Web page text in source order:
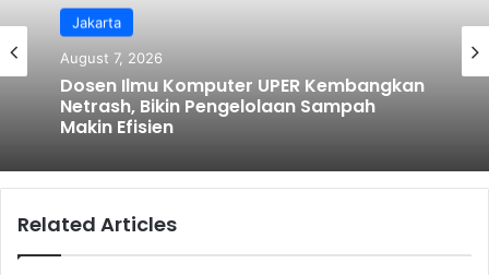
Jakarta
August 7, 2026
Dosen Ilmu Komputer UPER Kembangkan
Netrash, Bikin Pengelolaan Sampah
Makin Efisien
Related Articles